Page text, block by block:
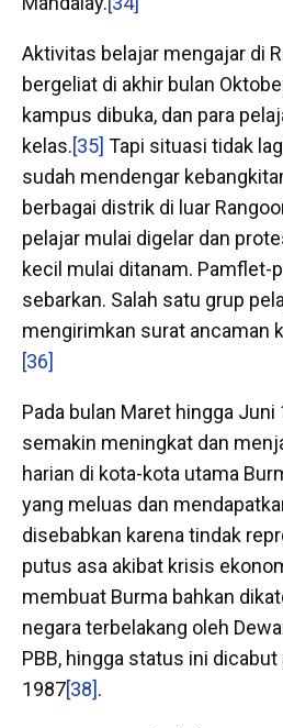
Aktivitas belajar mengajar di
bergeliat di akhir bulan
kampus dibuka, dan para
kelas.[35] Tapi situasi tidak
sudah mendengar
berbagai distrik di luar
pelajar mulai digelar dan
kecil mulai ditanam. Pamflet-
sebarkan. Salah satu grup
mengirimkan surat ancaman
[36]
Pada bulan Maret hingga
semakin meningkat dan
harian di kota-kota utama
yang meluas dan
disebabkan karena tindak
putus asa akibat krisis
membuat Burma bahkan
negara terbelakang oleh
PBB, hingga status ini
1987[38].